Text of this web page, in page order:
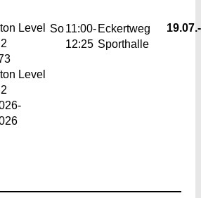
Level
Level
So11:00-
12:25
Eckertweg
Sporthalle
19.07.-